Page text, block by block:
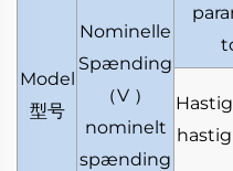
Model
型号
Nominelle
Spænding
（V ）
nominelt
spænding